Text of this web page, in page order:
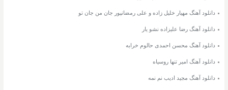
دانلود آهنگ مهیار خلیل زاده و علی رمضانپور جان من جان تو
دانلود آهنگ رضا علیزاده نشو یار
دانلود آهنگ محسن احمدی حالوم خرابه
دانلود آهنگ امیر تنها روسیاه
دانلود آهنگ مجید ادیب نم نمه